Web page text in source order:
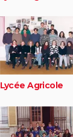
Lycée Agricole